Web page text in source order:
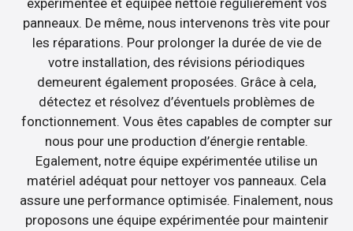
expérimentée et équipée nettoie régulièrement vos
panneaux. De même, nous intervenons très vite pour
les réparations. Pour prolonger la durée de vie de
votre installation, des révisions périodiques
demeurent également proposées. Grâce à cela,
détectez et résolvez d’éventuels problèmes de
fonctionnement. Vous êtes capables de compter sur
nous pour une production d’énergie rentable.
Egalement, notre équipe expérimentée utilise un
matériel adéquat pour nettoyer vos panneaux. Cela
assure une performance optimisée. Finalement, nous
proposons une équipe expérimentée pour maintenir